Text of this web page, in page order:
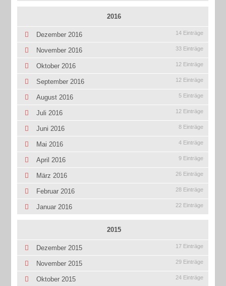
2016
Dezember 2016 14 Einträge
November 2016 33 Einträge
Oktober 2016 12 Einträge
September 2016 12 Einträge
August 2016 5 Einträge
Juli 2016 12 Einträge
Juni 2016 8 Einträge
Mai 2016 4 Einträge
April 2016 9 Einträge
März 2016 26 Einträge
Februar 2016 28 Einträge
Januar 2016 22 Einträge
2015
Dezember 2015 17 Einträge
November 2015 29 Einträge
Oktober 2015 24 Einträge